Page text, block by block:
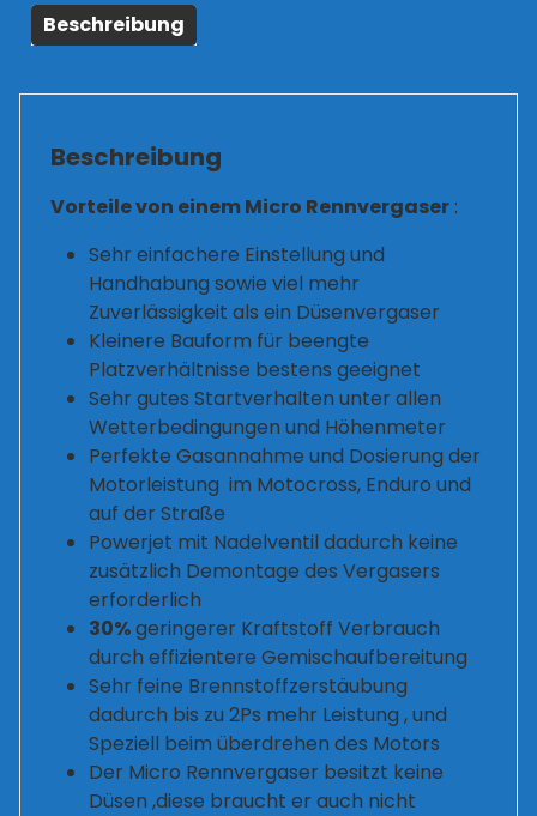
Beschreibung
Beschreibung
Vorteile von einem Micro Rennvergaser:
Sehr einfachere Einstellung und
Handhabung sowie viel mehr
Zuverlässigkeit als ein Düsenvergaser
Kleinere Bauform für beengte
Platzverhältnisse bestens geeignet
Sehr gutes Startverhalten unter allen
Wetterbedingungen und Höhenmeter
Perfekte Gasannahme und Dosierung der
Motorleistung im Motocross, Enduro und
auf der Straße
Powerjet mit Nadelventil dadurch keine
zusätzlich Demontage des Vergasers
erforderlich
30%geringerer Kraftstoff Verbrauch
durch effizientere Gemischaufbereitung
Sehr feine Brennstoffzerstäubung
dadurch bis zu 2Ps mehr Leistung , und
Speziell beim überdrehen des Motors
Der Micro Rennvergaser besitzt keine
Düsen ,diese braucht er auch nicht